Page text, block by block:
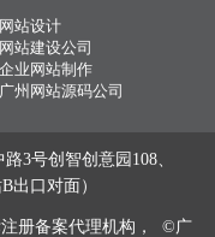
网站设计
网站建设公司
企业网站制作
广州网站源码公司
3号创智创意园108、
出口对面）
册备案代理机构， ©广